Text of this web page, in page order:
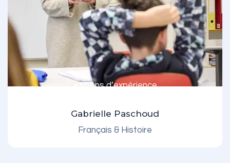
+30Ans d’expérience
Gabrielle Paschoud
Français & Histoire